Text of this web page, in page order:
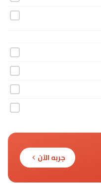
جربه الآن